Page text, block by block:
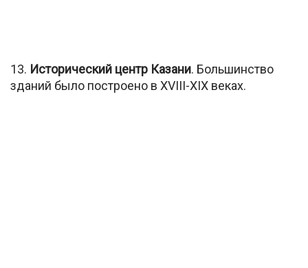
13. Исторический центр Казани. Большинство
зданий было построено в XVIII-XIX веках.